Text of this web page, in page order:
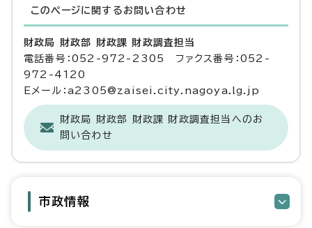
このページに関する お問い合わせ
財政局 財政部 財政課 財政調査担当
電話番号：052-972-2305 ファクス番号：052-
972-4120
Eメール：a2305@zaisei.city.nagoya.lg.jp
財政局 財政部 財政課 財政調査担当へのお
問い合わせ
市政情報